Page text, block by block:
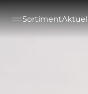
Sortiment